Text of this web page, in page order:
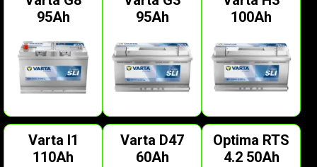
95Ah
95Ah
100Ah
Varta I1
110Ah
Varta D47
60Ah
Optima RTS
4.2 50Ah